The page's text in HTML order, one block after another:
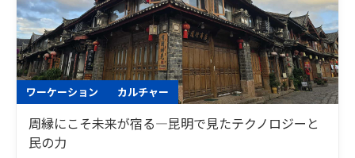
ワーケーション カルチャー
周縁にこそ未来が宿る―昆明で見たテクノロジーと
民の力